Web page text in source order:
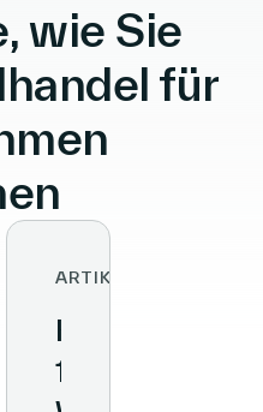
wie Sie
für
ARTIKEL
10